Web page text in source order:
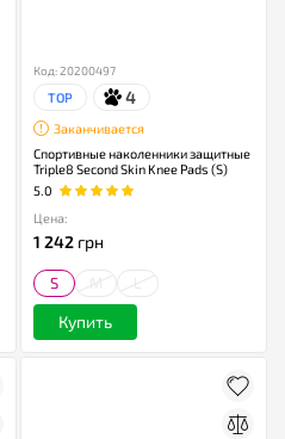
Код: 20200497
TOP 4
Заканчивается
Спортивные наколенники защитные
Triple8 Second Skin Knee Pads (S)
5.0
Цена:
1 242грн
S
Купить